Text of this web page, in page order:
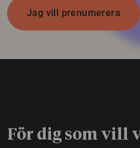
Jag vill prenumerera
För dig som vill